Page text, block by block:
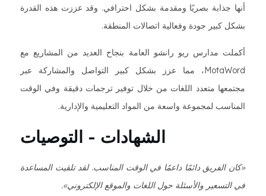
أنها جذابة بصريًا ومقدمة بشكل احترافي. وقد عززت هذه القدرة
بشكل كبير جودة وفعالية اتصالات المنطقة.
أكملت مدارس ريو رانشو العامة بنجاح العديد من المشاريع مع
MotaWord، مما عزز بشكل كبير التواصل والمشاركة عبر
مجتمعها متعدد اللغات من خلال توفير ترجمات دقيقة وفي الوقت
المناسب لمجموعة واسعة من المواد التعليمية والإدارية.
الشهادات - التوصيات
«كان الفريق دائمًا داعمًا في الوقت المناسب. لقد تلقيت المساعدة
في التسعير والأسئلة حول اللغات والموقع الإلكتروني».